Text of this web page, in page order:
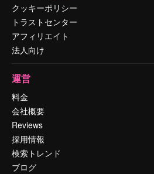
クッキーポリシー
トラストセンター
アフィリエイト
法人向け
運営
料金
会社概要
Reviews
採用情報
検索トレンド
ブログ